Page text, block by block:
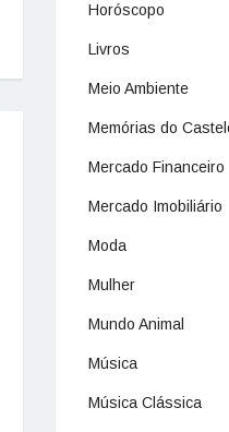
Horóscopo
Livros
Meio Ambiente
Memórias do
Mercado Financeiro
Mercado Imobiliário
Moda
Mulher
Mundo Animal
Música
Música Clássica